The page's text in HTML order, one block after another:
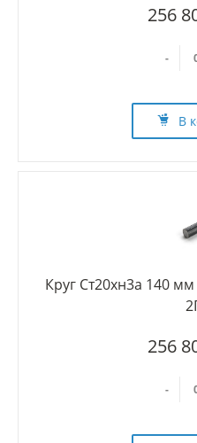
256
-
В
Круг Ст20хн3а 140
256
-